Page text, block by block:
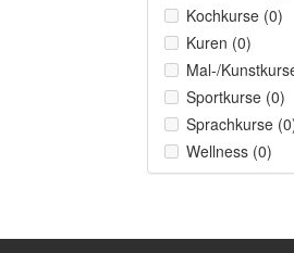
Kochkurse (0)
Kuren (0)
Mal-/
Sportkurse (0)
Sprachkurse
Wellness (0)